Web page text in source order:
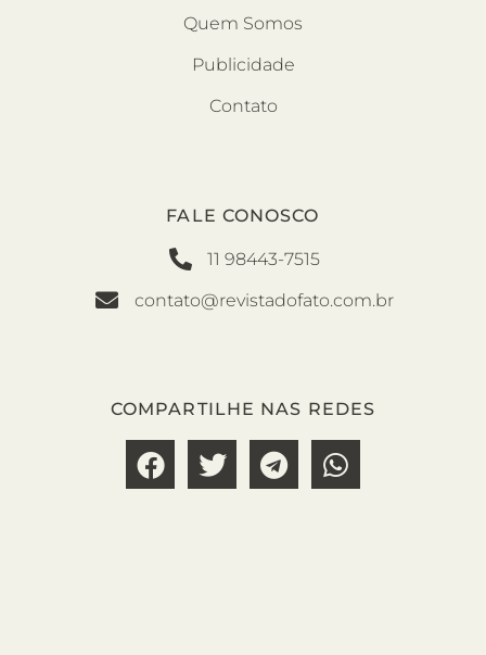
Quem Somos
Publicidade
Contato
FALE CONOSCO
11 98443-7515
contato@revistadofato.com.br
COMPARTILHE NAS REDES